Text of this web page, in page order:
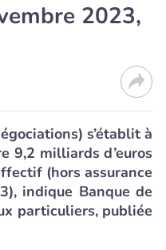
2023,
s’établit à
9,2 milliards d’euros
(hors assurance
indique Banque de
particuliers, publiée